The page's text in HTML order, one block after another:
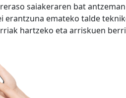
saiakeraren bat
erantzuna emateko talde
hartzeko eta arriskuen